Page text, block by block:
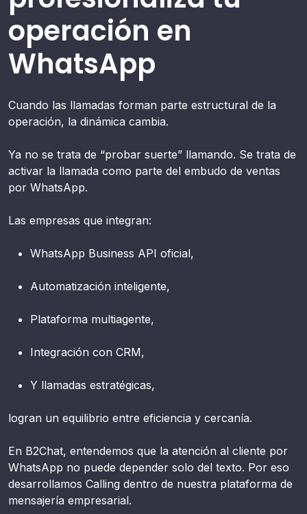
operación en
WhatsApp
Cuando las llamadas forman parte estructural de la
operación, la dinámica cambia.
Ya no se trata de “probar suerte” llamando. Se trata de
activar la llamada como parte del embudo de ventas
por WhatsApp.
Las empresas que integran:
WhatsApp Business API oficial,
Automatización inteligente,
Plataforma multiagente,
Integración con CRM,
Y llamadas estratégicas,
logran un equilibrio entre eficiencia y cercanía.
En B2Chat, entendemos que la atención al cliente por
WhatsApp no puede depender solo del texto. Por eso
desarrollamos Calling dentro de nuestra plataforma de
mensajería empresarial.